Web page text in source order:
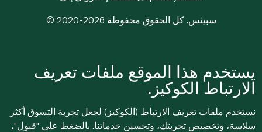
© 2020-2026 سبينس. كل الحقوق محفوظة
يستخدم هذا الموقع ملفات تعريف
الارتباط الكوكيز.
نستخدم ملفات تعريف الارتباط (الكوكيز) لجعل تجربة التسوق أكثر
سلاسة، وتخصيص تجربتك، وتحسين خدماتنا. بالضغط على "قبول"،